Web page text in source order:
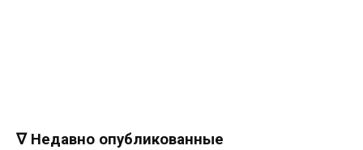
∇ Недавно опубликованные